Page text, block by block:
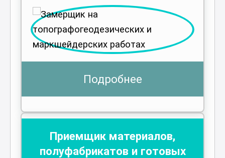
Подробнее
Приемщик материалов,
полуфабрикатов и готовых